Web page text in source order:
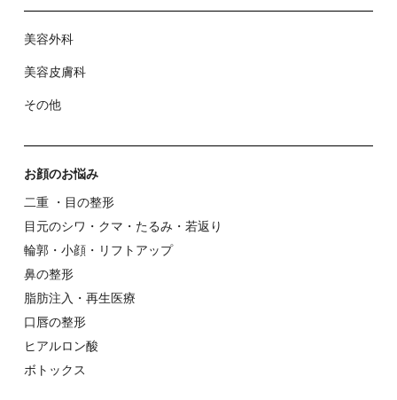
美容外科
美容⽪膚科
その他
お顔のお悩み
⼆重 ・⽬の整形
⽬元のシワ・クマ・たるみ・若返り
輪郭・⼩顔・リフトアップ
⿐の整形
脂肪注入・再生医療
⼝唇の整形
ヒアルロン酸
ボトックス